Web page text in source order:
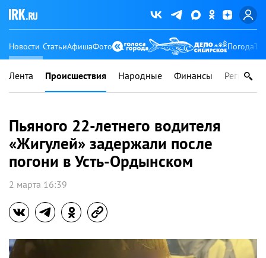
Новости СтатьиАфишаФото Погода
Лента Происшествия Народные Финансы Регионы
Пьяного 22-летнего водителя
«Жигулей» задержали после
погони в Усть-Ордынском
2 марта 16:39